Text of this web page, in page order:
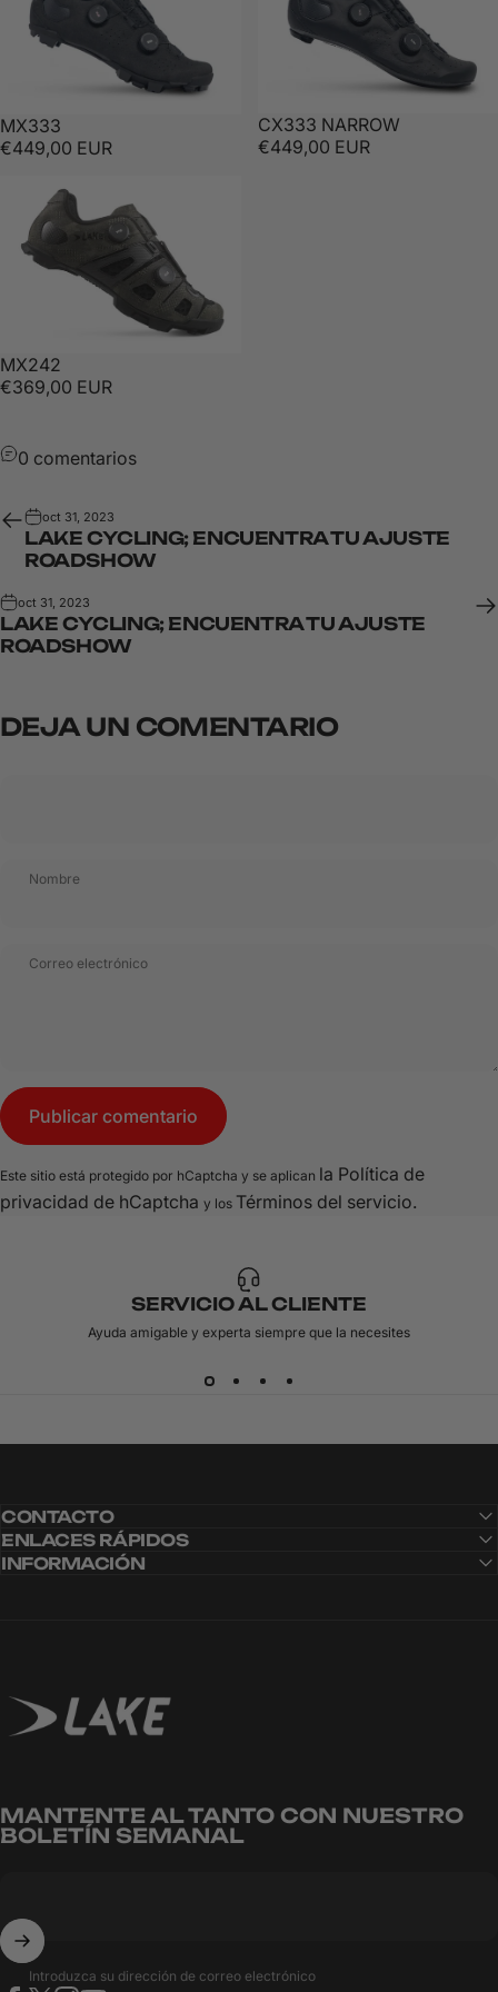
MX333
€449,00 EUR
CX333 NARROW
€449,00 EUR
MX242
€369,00 EUR
0 comentarios
oct 31, 2023
LAKE CYCLING; ENCUENTRA TU AJUSTE
ROADSHOW
oct 31, 2023
LAKE CYCLING; ENCUENTRA TU AJUSTE
ROADSHOW
DEJA UN COMENTARIO
Nombre
Correo electrónico
Mensaje
Publicar comentario
Este sitio está protegido por hCaptcha y se aplican la Política de
privacidad de hCaptcha y los Términos del servicio.
SERVICIO AL CLIENTE
Ayuda amigable y experta siempre que la necesites
CONTACTO
ENLACES RÁPIDOS
INFORMACIÓN
Lake Cycling EU
MANTENTE AL TANTO CON NUESTRO
BOLETÍN SEMANAL
Introduzca su dirección de correo electrónico